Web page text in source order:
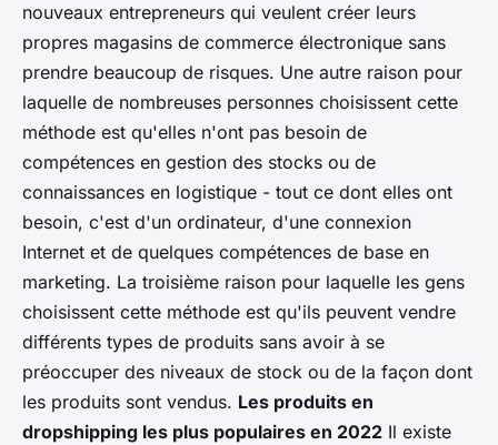
nouveaux entrepreneurs qui veulent créer leurs
propres magasins de commerce électronique sans
prendre beaucoup de risques. Une autre raison pour
laquelle de nombreuses personnes choisissent cette
méthode est qu'elles n'ont pas besoin de
compétences en gestion des stocks ou de
connaissances en logistique - tout ce dont elles ont
besoin, c'est d'un ordinateur, d'une connexion
Internet et de quelques compétences de base en
marketing. La troisième raison pour laquelle les gens
choisissent cette méthode est qu'ils peuvent vendre
différents types de produits sans avoir à se
préoccuper des niveaux de stock ou de la façon dont
les produits sont vendus. Les produits en
dropshipping les plus populaires en 2022 Il existe